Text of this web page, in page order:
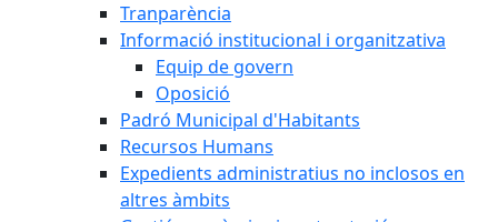
Tranparència
Informació institucional i organitzativa
Equip de govern
Oposició
Padró Municipal d'Habitants
Recursos Humans
Expedients administratius no inclosos en
altres àmbits